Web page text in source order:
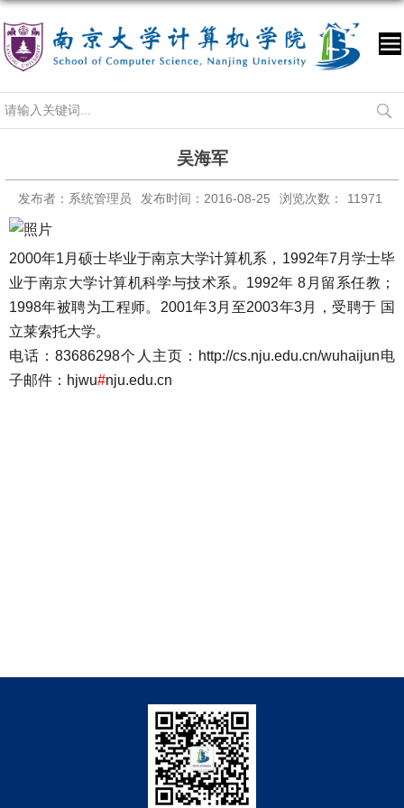
吴海军
发布者：系统管理员 发布时间：2016-08-25 浏览次数： 11971
2000年1月硕士毕业于南京大学计算机系，1992年7月学士毕
业于南京大学计算机科学与技术系。1992年 8月留系任教；
1998年被聘为工程师。2001年3月至2003年3月，受聘于 国
立莱索托大学。
电话：83686298个人主页： http://cs.nju.edu.cn/wuhaijun电
子邮件：hjwu#nju.edu.cn